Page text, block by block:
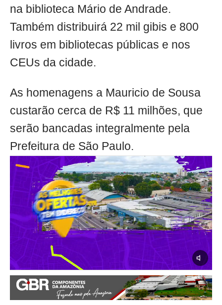
na biblioteca Mário de Andrade.
Também distribuirá 22 mil gibis e 800
livros em bibliotecas públicas e nos
CEUs da cidade.
As homenagens a Mauricio de Sousa
custarão cerca de R$ 11 milhões, que
serão bancadas integralmente pela
Prefeitura de São Paulo.